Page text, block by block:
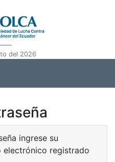
del 2026
ingrese su
registrado